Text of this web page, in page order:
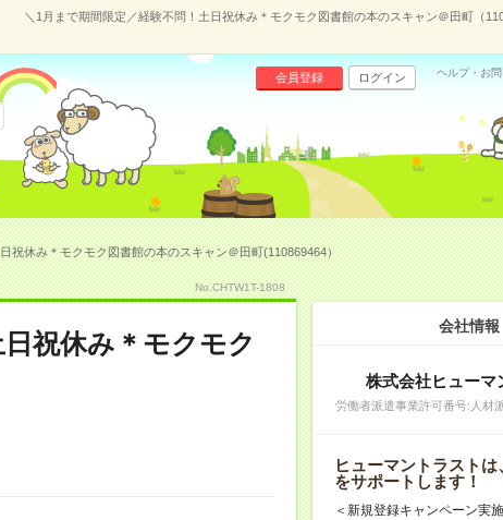
＼1月まで期間限定／経験不問！土日祝休み＊モクモク図書館の本のスキャン＠田町（
会員登録 ログイン ヘルプ・お
祝休み＊モクモク図書館の本のスキャン＠田町(110869464）
No.CHTW1T-1808
祝休み＊モクモク
会社情報
株式会社ヒューマ
労働者派遣事業許可番号:人材
ヒューマントラスト
をサポートします！
＜新規登録キャンペーン実